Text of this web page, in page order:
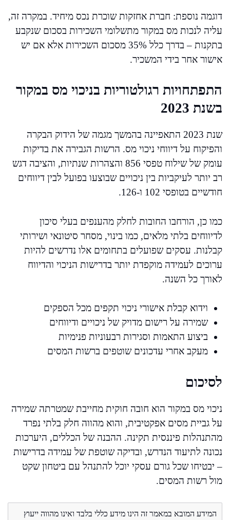
דוגמה נוספת: חברת אחזקות שוכרת נכס מיחיד. במקרה זה,
עליה לנכות מס במקור מתשלומי השכירות בסכום שנקבע
בתקנות – בדרך כלל 35% מסכום השכירות אלא אם יש
אישור אחר בידי המשכיר.
התפתחויות רגולטוריות בניכוי מס במקור
בשנת 2023
שנת 2023 התאפיינה בהמשך מגמה של הידוק הבקרה
והפיקוח על דיווחי ניכוי מס. הרשות הגבירה את בדיקות
עומק של שילוח טפסי 856 והצהרות שנתיות, והציבה דגש
רב יותר לעיקביות בין ניכויים שבוצעו בפועל לבין דיווחים
חודשיים בטופסי 102 ו-126.
כמו כן, הורחבו החובות לחלק מהענפים בעלי סיכון
לדיווחים בלתי מלאים, כמו בינוי, מסחר סיטונאי ושירותי
קבלנות. עסקים שפועלים בתחומים אלו נדרשים להיות
ערוכים לעמידה מוקפדת יותר בדרישות הניכוי והדיווח
לאורך כל השנה.
וידוא קבלת אישורי ניכוי תקפים מכל הספקים
שמירה על רישום מדויק של ניכויים ודיווחים
ביצוע התאמות וסגירות רבעוניות פנימיות
מעקב אחרי עדכונים שוטפים ברשות המסים
לסיכום
ניכוי מס במקור הוא חובה חוקית מחייבת שמטרתה שמירה
על גביית מסים אפקטיבית, והוא מהווה חלק בלתי נפרד
מהתנהלות פיננסית תקינה. ההבנה של הכללים, היערכות
נכונה לתיעוד הנדרש, ובדיקה שוטפת של עמידה בדרישות
– יבטיחו שכל גורם עסקי יוכל להתנהל עם ביטחון שקט
מול רשות המסים.
המידע המובא במאמר זה הינו מידע כללי בלבד ואינו מהווה ייעוץ